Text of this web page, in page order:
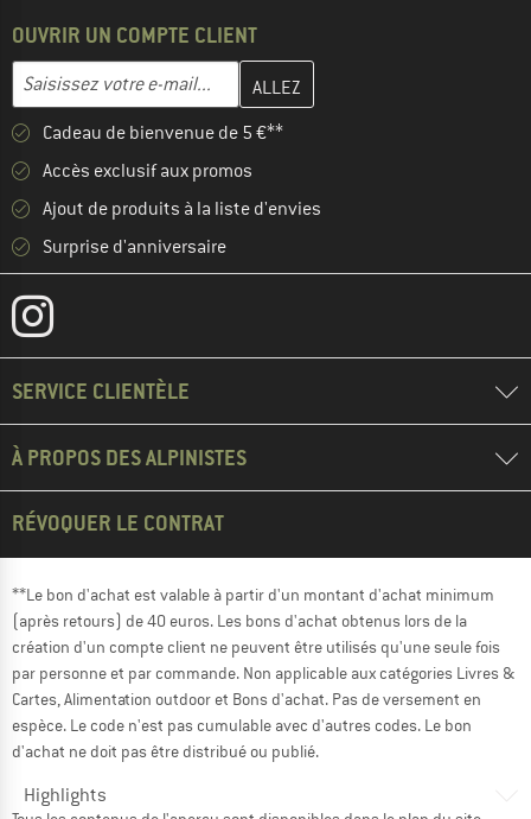
OUVRIR UN COMPTE CLIENT
Adresse e-mail
Entrez votre adresse e-mail ici et créez votre compte client à la
Cadeau de bienvenue de 5 €**
Accès exclusif aux promos
Ajout de produits à la liste d'envies
Surprise d'anniversaire
SERVICE CLIENTÈLE
À PROPOS DES ALPINISTES
RÉVOQUER LE CONTRAT
**Le bon d'achat est valable à partir d'un montant d'achat minimum
(après retours) de 40 euros. Les bons d'achat obtenus lors de la
création d'un compte client ne peuvent être utilisés qu'une seule fois
par personne et par commande. Non applicable aux catégories Livres &
Cartes, Alimentation outdoor et Bons d'achat. Pas de versement en
espèce. Le code n'est pas cumulable avec d'autres codes. Le bon
d'achat ne doit pas être distribué ou publié.
Highlights